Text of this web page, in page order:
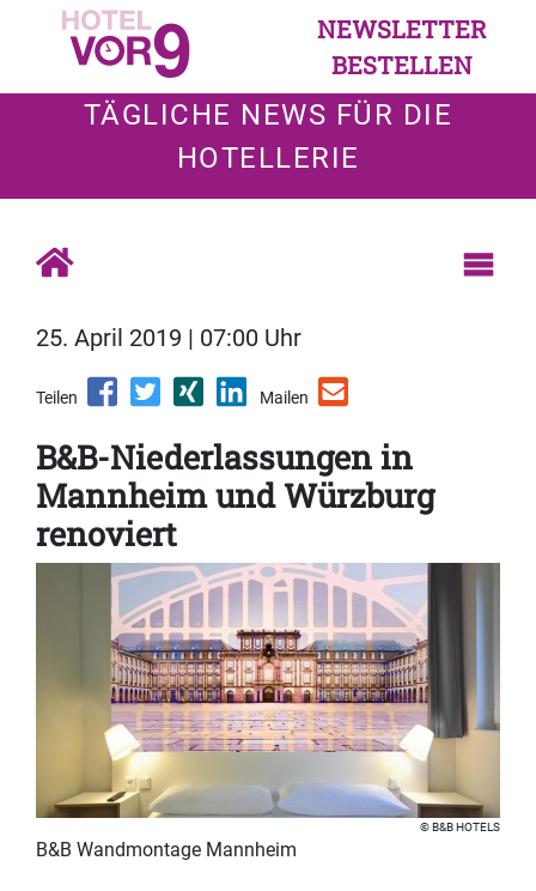
NEWSLETTER
BESTELLEN
TÄGLICHE NEWS FÜR DIE
HOTELLERIE
25. April 2019 | 07:00 Uhr
Teilen Mailen
B&B-Niederlassungen in
Mannheim und Würzburg
renoviert
B&B HOTELS
B&B Wandmontage Mannheim